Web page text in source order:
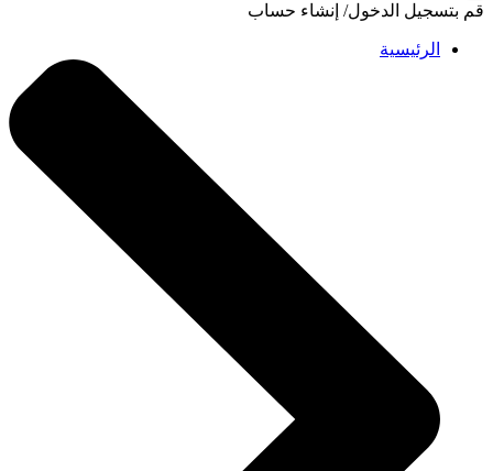
قم بتسجيل الدخول/ إنشاء حساب
الرئيسية